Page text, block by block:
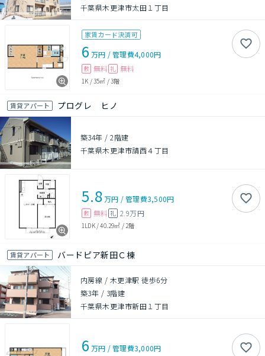
千葉県木更津市太田１丁目
家賃カード決済可
6 万円 /管理費4,000円
敷 無料 礼 無料
1K /35㎡ /3階
賃貸アパート プログレ ヒノ
築34年 /2階建
千葉県木更津市請西４丁目
5.8万円 /管理費3,500円
敷 無料 礼 2.9万円
1LDK/40.29㎡ / 2階
賃貸アパート バードピア新田Ｃ棟
内房線 / 木更津駅 徒歩6分
築3年 / 3階建
千葉県木更津市新田１丁目
6 万円 /管理費3,000円